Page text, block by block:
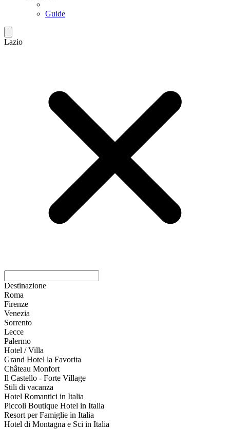
Guide
Lazio
Destinazione
Roma
Firenze
Venezia
Sorrento
Lecce
Palermo
Hotel / Villa
Grand Hotel la Favorita
Château Monfort
Il Castello - Forte Village
Stili di vacanza
Hotel Romantici in Italia
Piccoli Boutique Hotel in Italia
Resort per Famiglie in Italia
Hotel di Montagna e Sci in Italia